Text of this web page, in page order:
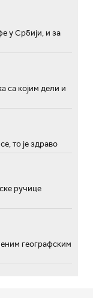
у Србији, и за
са којим дели и
то је здраво
ручице
географским